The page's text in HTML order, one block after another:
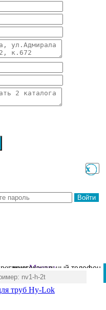
x
x
многоканальный телефон
+7 (495) 984-41-00
Москва
труб Hy-Lok